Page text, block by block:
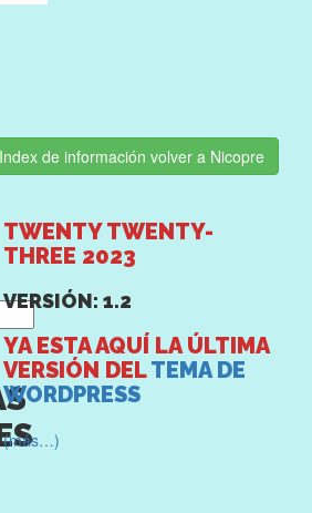
de información volver a Nicopre
TWENTY TWENTY-
THREE 2023
VERSIÓN: 1.2
YA ESTA AQUÍ LA ÚLTIMA
VERSIÓN DELTEMA DE
WORDPRESS
(más…)